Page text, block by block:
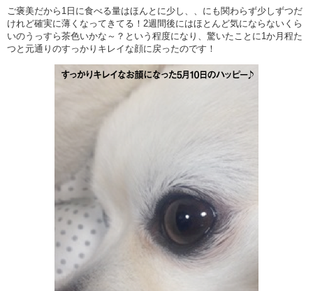
ご褒美だから1日に食べる量はほんとに少し、、にも関わらず少しずつだ
けれど確実に薄くなってきてる！2週間後にはほとんど気にならないくら
いのうっすら茶色いかな～？という程度になり、驚いたことに1か月程た
つと元通りのすっかりキレイな顔に戻ったのです！